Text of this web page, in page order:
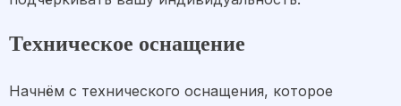
Техническое оснащение
Начнём с технического оснащения, которое